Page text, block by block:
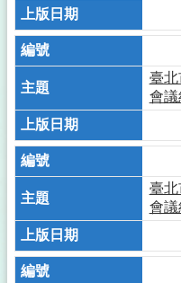
臺
會
臺
會